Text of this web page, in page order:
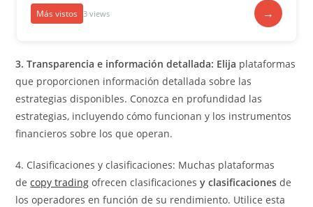
Más vistos 3 views →
3. Transparencia e información detallada: Elija plataformas
que proporcionen información detallada sobre las
estrategias disponibles. Conozca en profundidad las
estrategias, incluyendo cómo funcionan y los instrumentos
financieros sobre los que operan.
4. Clasificaciones y clasificaciones: Muchas plataformas
decopy trading ofrecen clasificacionesy clasificaciones de
los operadores en función de su rendimiento. Utilice esta